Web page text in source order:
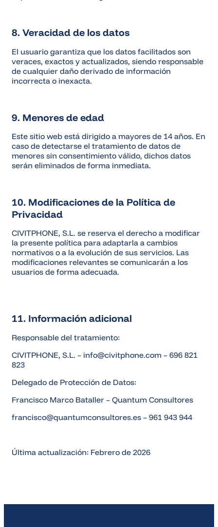
8. Veracidad de los datos
El usuario garantiza que los datos facilitados son
veraces, exactos y actualizados, siendo responsable
de cualquier daño derivado de información
incorrecta o inexacta.
9. Menores de edad
Este sitio web está dirigido a mayores de 14 años. En
caso de detectarse el tratamiento de datos de
menores sin consentimiento válido, dichos datos
serán eliminados de forma inmediata.
10. Modificaciones de la Política de
Privacidad
CIVITPHONE, S.L. se reserva el derecho a modificar
la presente política para adaptarla a cambios
normativos o a la evolución de sus servicios. Las
modificaciones relevantes se comunicarán a los
usuarios de forma adecuada.
11. Información adicional
Responsable del tratamiento:
CIVITPHONE, S.L. – info@civitphone.com – 696 821
823
Delegado de Protección de Datos:
Francisco Marco Bataller – Quantum Consultores
francisco@quantumconsultores.es – 961 943 944
Última actualización: Febrero de 2026